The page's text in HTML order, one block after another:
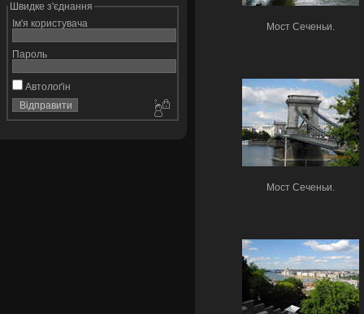
Швидке з'єднання
Ім'я користувача
Пароль
Автолоґін
Мост Сеченьи.
Мост Сеченьи.